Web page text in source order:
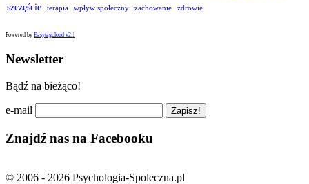
szczęście terapia wpływ społeczny zachowanie zdrowie
Powered by Easytagcloud v2.1
Newsletter
Bądź na bieżąco!
e-mail
Znajdź nas na Facebooku
© 2006 - 2026 Psychologia-Spoleczna.pl